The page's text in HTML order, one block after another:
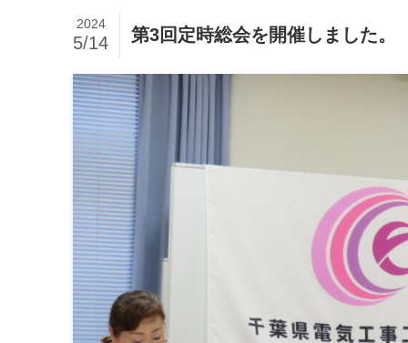
第3回定時総会を開催しました。
2024
5/14